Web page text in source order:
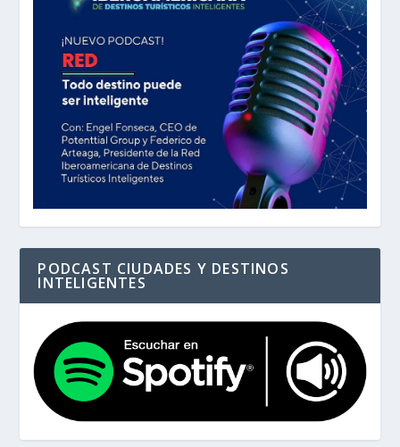
PODCAST CIUDADES Y DESTINOS
INTELIGENTES